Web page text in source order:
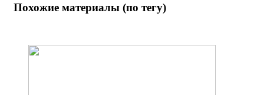
Похожие материалы (по тегу)